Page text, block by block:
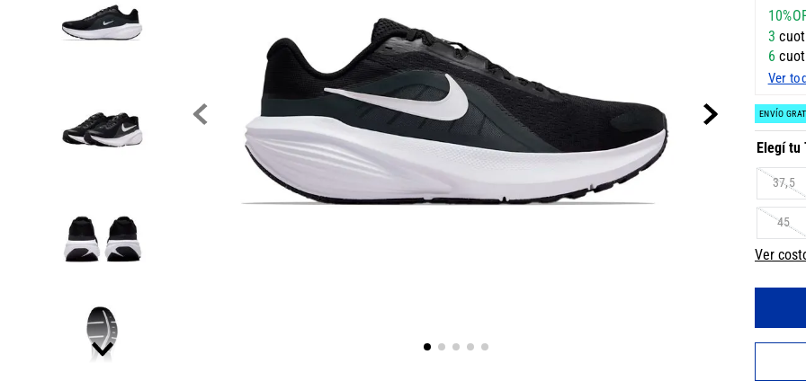
3
6
Ver
ENVÍO
37,5
45
Ver